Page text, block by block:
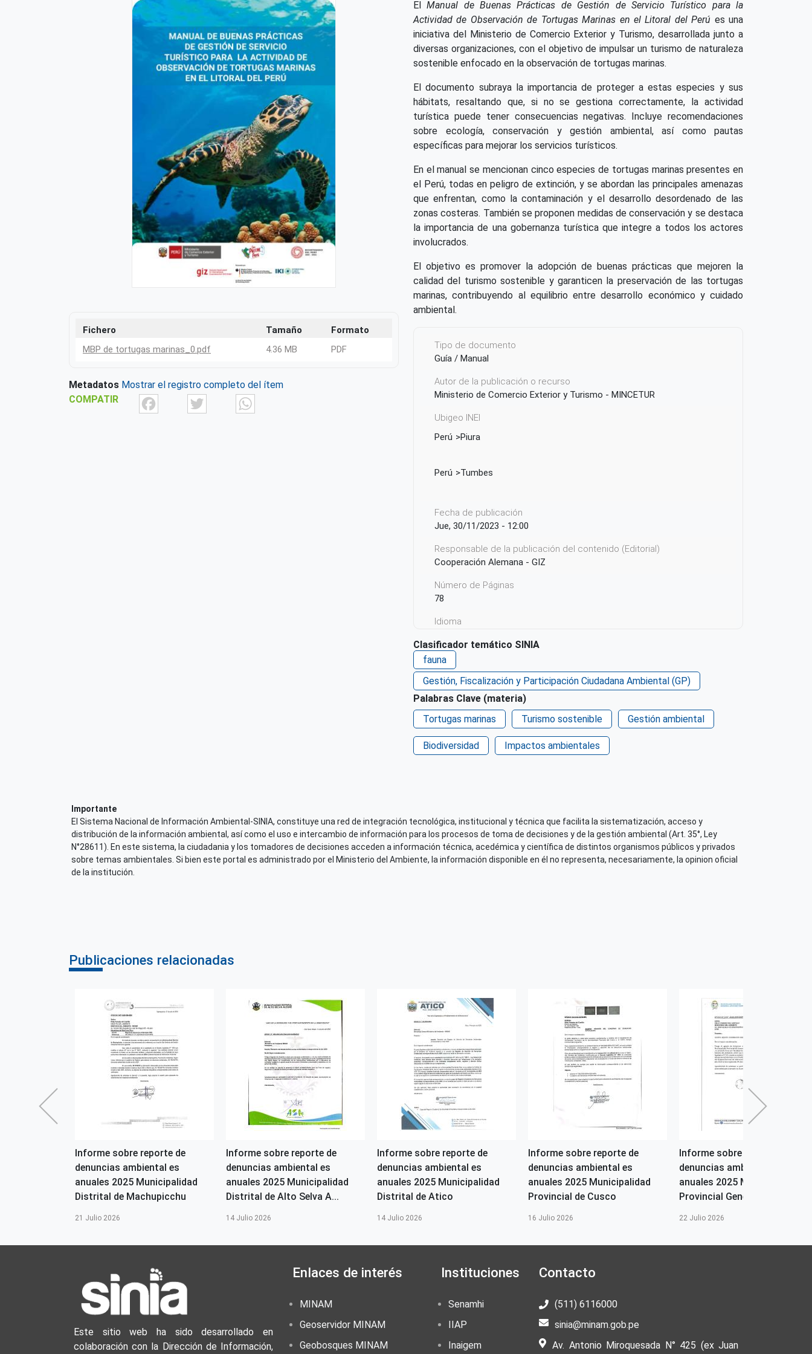
Fichero Tamaño
Formato
MBP de tortugas marinas_0.pdf
4.36 MB PDF
Metadatos Mostrar el registro completo del ítem
COMPATIR
FacebookTwitter
ElManual de Buenas Prácticas de Gestión de Servicio Turístico para la
Actividad de Observación de Tortugas Marinas en el Litoral del Perú es una
iniciativa del Ministerio de Comercio Exterior y Turismo, desarrollada junto a
diversas organizaciones, con el objetivo de impulsar un turismo de naturaleza
sostenible enfocado en la observación de tortugas marinas.
El documento subraya la importancia de proteger a estas especies y sus
hábitats, resaltando que, si no se gestiona correctamente, la actividad
turística puede tener consecuencias negativas. Incluye recomendaciones
sobre ecología, conservación y gestión ambiental, así como pautas
específicas para mejorar los servicios turísticos.
En el manual se mencionan cinco especies de tortugas marinas presentes en
el Perú, todas en peligro de extinción, y se abordan las principales amenazas
que enfrentan, como la contaminación y el desarrollo desordenado de las
zonas costeras. También se proponen medidas de conservación y se destaca
la importancia de una gobernanza turística que integre a todos los actores
involucrados.
El objetivo es promover la adopción de buenas prácticas que mejoren la
calidad del turismo sostenible y garanticen la preservación de las tortugas
marinas, contribuyendo al equilibrio entre desarrollo económico y cuidado
ambiental.
Tipo de documento
Guía / Manual
Autor de la publicación o recurso
Ministerio de Comercio Exterior y Turismo - MINCETUR
Ubigeo INEI
Perú
Piura
Perú Tumbes
Fecha de publicación
Jue, 30/11/2023 - 12:00
Responsable de la publicación del contenido (Editorial)
Cooperación Alemana - GIZ
Número de Páginas
78
Idioma
Ciudad de Origen
Lima, Perú
País de origen de la Publicación o Recurso
Perú
Patrocinio
Cooperación Alemana - GIZ
Clasificador temático SINIA
fauna
Gestión, Fiscalización y Participación Ciudadana Ambiental (GP)
Palabras Clave (materia)
Tortugas marinas
Turismo sostenible Gestión ambiental
Biodiversidad Impactos ambientales
Importante
El Sistema Nacional de Información Ambiental-SINIA, constituye una red de integración tecnológica, institucional y técnica que facilita la sistematización, acceso y
distribución de la información ambiental, así como el uso e intercambio de información para los procesos de toma de decisiones y de la gestión ambiental (Art. 35°, Ley
N°28611). En este sistema, la ciudadania y los tomadores de decisiones acceden a información técnica, acedémica y científica de distintos organismos públicos y privados
sobre temas ambientales. Si bien este portal es administrado por el Ministerio del Ambiente, la información disponible en él no representa, necesariamente, la opinion oficial
de la institución.
Publicaciones relacionadas
Informe sobre reporte de
denuncias ambiental es
anuales 2025 Municipalidad
Distrital de Machupicchu
21 Julio 2026
Informe sobre reporte de
denuncias ambiental es
anuales 2025 Municipalidad
Distrital de Alto Selva A...
14 Julio 2026
Informe sobre reporte de
denuncias ambiental es
anuales 2025 Municipalidad
Distrital de Atico
14 Julio 2026
Informe sobre reporte de
denuncias ambiental es
anuales 2025 Municipalidad
Provincial de Cusco
16 Julio 2026
Informe sobre reporte de
denuncias ambiental es
anuales 2025 Municipalidad
Provincial General Sanhez...
22 Julio 2026
Este sitio web ha sido desarrollado en
colaboración con la Dirección de Información,
Enlaces de interés
MINAM
Geoservidor MINAM
Geobosques MINAM
Instituciones
Senamhi
IIAP
Inaigem
Contacto
(511) 6116000
sinia@minam.gob.pe
Av. Antonio Miroquesada N° 425 (ex Juan